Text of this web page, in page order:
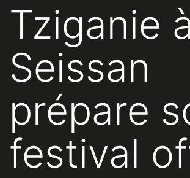
Tziganie
Seissan
prépare
festival